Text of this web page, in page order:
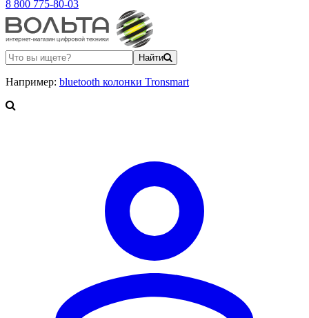
8 800 775-80-03
Найти
Например: bluetooth колонки Tronsmart